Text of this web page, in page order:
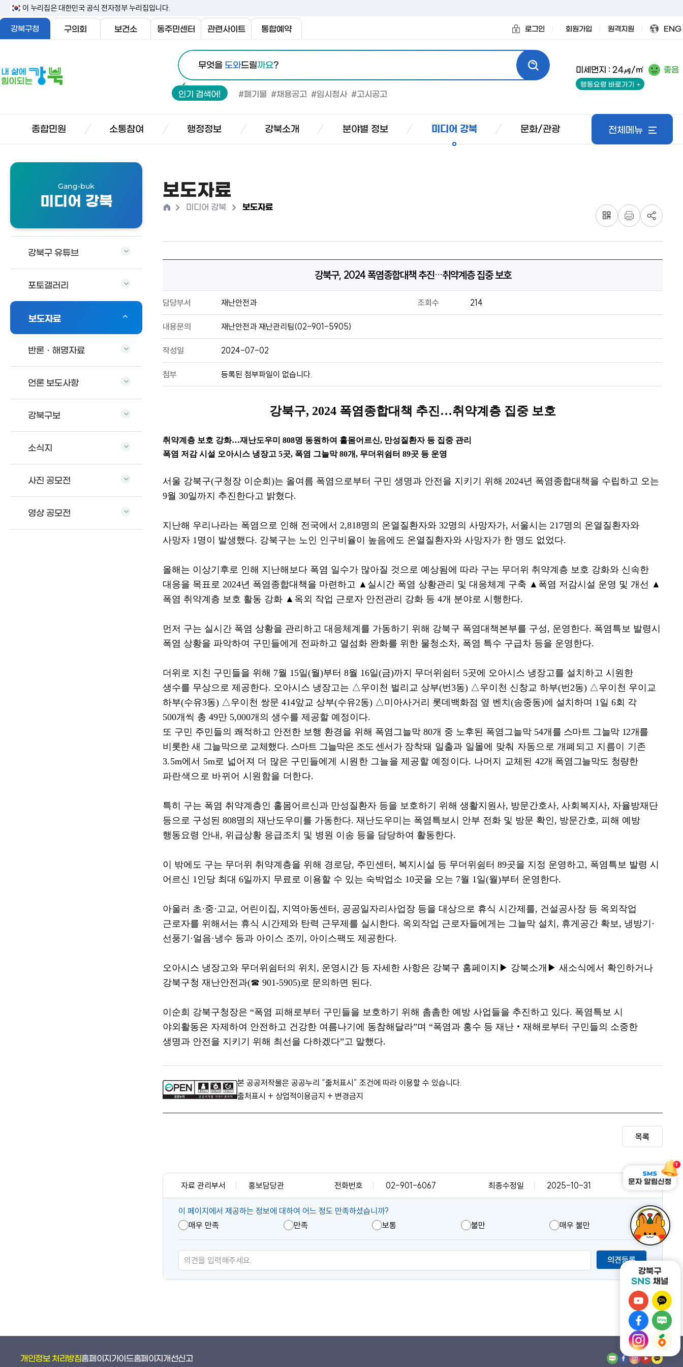
문
내
바
이 누리집은 대한민국 공식 전자정부 누리집입니다.
강북구청 구의회 보건소 동주민센터 관련사이트 통합예약 로그인 회원가입 원격지원 ENG
삶
에
통
합
검
색
무엇을 도와드릴까요?
인기 검색어! #폐기물 #채용공고 #임시청사 #고시공고
미세먼지 : 24㎍/㎥ 좋음
행동요령 바로가기
종합민원 소통참여 행정정보 강북소개 분야별 정보 미디어 강북 문화/관광 전체메뉴
Gang-buk
미디어 강북
강북구 유튜브
포토갤러리
보도자료
반론ㆍ해명자료
언론 보도사항
강북구보
소식지
사진 공모전
영상 공모전
보도자료
홈 >미디어 강북 >보도자료
강북구, 2024 폭염종합대책 추진…취약계층 집중 보호
담당부서 재난안전과 조회수 214
내용문의 재난안전과 재난관리팀(02-901-5905)
작성일 2024-07-02
첨부 등록된 첨부파일이 없습니다.
강북구, 2024 폭염종합대책 추진…취약계층 집중 보호
취약계층 보호 강화…재난도우미 808명 동원하여 홀몸어르신, 만성질환자 등 집중 관리
폭염 저감 시설 오아시스 냉장고 5곳, 폭염 그늘막80개, 무더위쉼터 89곳 등 운영
서울 강북구(구청장 이순희 )는 올여름 폭염으로부터 구민 생명과 안전을 지키기 위해 2024년 폭염종합대책을 수립하고 오는
9월 30일까지 추진한다고 밝혔다.
지난해 우리나라는 폭염으로 인해 전국에서 2,818명의 온열질환자와 32명의 사망자가, 서울시는 217명의 온열질환자와
사망자 1명이 발생했다. 강북구는 노인 인구비율이 높음에도 온열질환자와 사망자가 한 명도 없었다.
올해는 이상기후로 인해 지난해보다 폭염 일수가 많아질 것으로 예상됨에 따라 구는 무더위 취약계층 보호 강화와 신속한
대응을 목표로 2024년 폭염종합대책을 마련하고 ▲ 실시간 폭염 상황관리 및 대응체계 구축 ▲ 폭염 저감시설 운영 및 개선 ▲
폭염 취약계층 보호 활동 강화 ▲ 옥외 작업 근로자 안전관리 강화 등 4개 분야로 시행한다.
먼저 구는 실시간 폭염 상황을 관리하고 대응체계를 가동하기 위해 강북구 폭염대책본부를 구성, 운영한다. 폭염특보 발령시
폭염 상황을 파악하여 구민들에게 전파하고 열섬화 완화를 위한 물청소차, 폭염 특수 구급차 등을 운영한다.
더위로 지친 구민들을 위해 7월 15일(월)부터 8월 16일(금)까지 무더위쉼터 5곳에 오아시스 냉장고를 설치하고 시원한
생수를 무상으로 제공한다. 오아시스 냉장고는 △우이천 벌리교 상부(번3동) △우이천 신창교 하부(번2동) △우이천 우이교
하부(수유3동) △우이천 쌍문 414앞교 상부(수유2동) △미아사거리 롯데백화점 옆 벤치 (송중동)에 설치하며 1일 6회 각
500개씩 총 49만 5,000개의 생수를 제공할 예정이다.
또 구민 주민들의 쾌적하고 안전한 보행 환경을 위해 폭염그늘막 80개 중 노후된 폭염그늘막 54개를 스마트 그늘막 12개를
비롯한 새 그늘막으로 교체했다. 스마트 그늘막은 조도 센서가 장착돼 일출과 일몰에 맞춰 자동으로 개폐되고 지름이 기존
3.5m에서 5m로 넓어져 더 많은 구민들에게 시원한 그늘을 제공할 예정이다. 나머지 교체된 42개 폭염그늘막도 청량한
파란색으로 바뀌어 시원함을 더한다.
특히 구는 폭염 취약계층인 홀몸어르신과 만성질환자 등을 보호하기 위해 생활지원사, 방문간호사, 사회복지사, 자율방재단
등으로 구성된 808명의 재난도우미를 가동한다. 재난도우미는 폭염특보시 안부 전화 및 방문 확인, 방문간호, 피해 예방
행동요령 안내 , 위급상황 응급조치 및 병원 이송 등을 담당하여 활동한다.
이 밖에도 구는 무더위 취약계층을 위해 경로당, 주민센터 , 복지시설 등 무더위쉼터 89곳을 지정 운영하고, 폭염특보 발령 시
어르신 1인당 최대 6일까지 무료로 이용할 수 있는 숙박업소 10곳을 오는 7월 1일(월)부터 운영한다.
아울러 초·중·고교, 어린이집 , 지역아동센터 , 공공일자리사업장 등을 대상으로 휴식 시간제를, 건설공사장 등 옥외작업
근로자를 위해서는 휴식 시간제와 탄력 근무제를 실시한다. 옥외작업 근로자들에게는 그늘막 설치 , 휴게공간 확보, 냉방기 ·
선풍기 ·얼음·냉수 등과 아이스 조끼 , 아이스팩도 제공한다.
오아시스 냉장고와 무더위쉼터의 위치 , 운영시간 등 자세한 사항은 강북구 홈페이지 ▶ 강북소개 ▶ 새소식에서 확인하거나
강북구청 재난안전과(☎ 901-5905)로 문의하면 된다.
이순희 강북구청장은 “폭염 피해로부터 구민들을 보호하기 위해 촘촘한 예방 사업들을 추진하고 있다. 폭염특보 시
야외활동은 자제하여 안전하고 건강한 여름나기에 동참해달라”며 “폭염과 홍수 등 재난 ‧ 재해로부터 구민들의 소중한
생명과 안전을 지키기 위해 최선을 다하겠다”고 말했다.
본 공공저작물은 공공누리 “출처표시” 조건에 따라 이용할 수 있습니다.
출처표시 + 상업적이용금지 + 변경금지
목록
자료 관리부서 홍보담당관 전화번호 02-901-6067 최종수정일 2025-10-31
콘
텐
츠
만
족
이 페이지에서 제공하는 정보에 대하여 어느 정도 만족하셨습니까?
매우 만족
만족 보통 불만 매우 불만
의견등록
개인정보 처리방침홈페이지가이드홈페이지개선신고
강
북
구
유
튜
브
강
북
구
카
카
오
강
북
구
페
강
북
구
네
강
북
구
강
북
구